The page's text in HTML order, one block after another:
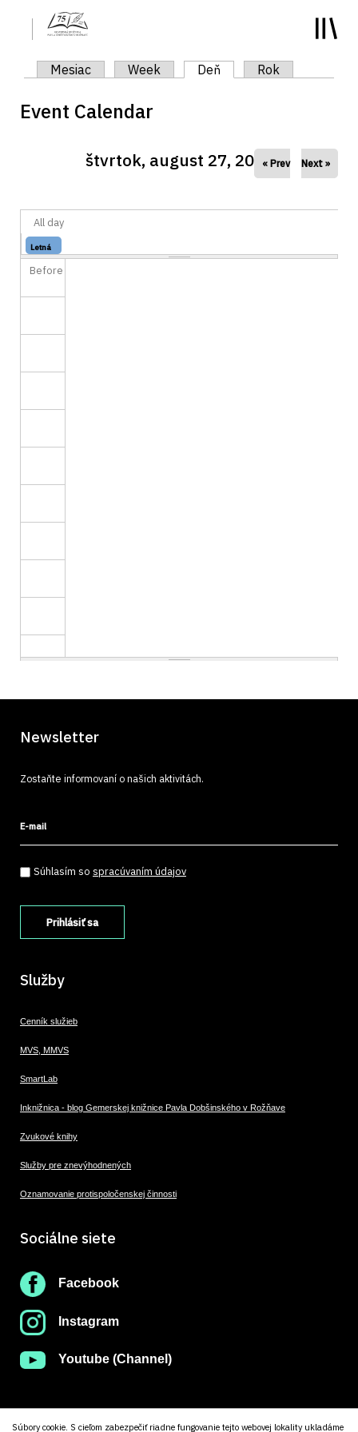
Súbory cookie. S cieľom zabezpečiť riadne fungovanie tejto webovej lokality ukladáme
Primárne karty
Mesiac Week Deň (aktívna karta)
Rok
Event Calendar
štvrtok, august 27, 2026« Prev Next »
All day
Letná
knižnica
Nakresli...
Before
Newsletter
Zostaňte informovaní o našich aktivitách.
E-mail
Súhlasím so spracúvaním údajov*
Súhlasím so spracúvaním údajov
Služby
Cenník služieb
MVS, MMVS
SmartLab
Inknižnica - blog Gemerskej knižnice Pavla Dobšinského v Rožňave
Zvukové knihy
Služby pre znevýhodnených
Oznamovanie protispoločenskej činnosti
Sociálne siete
Facebook
Instagram
Youtube (Channel)